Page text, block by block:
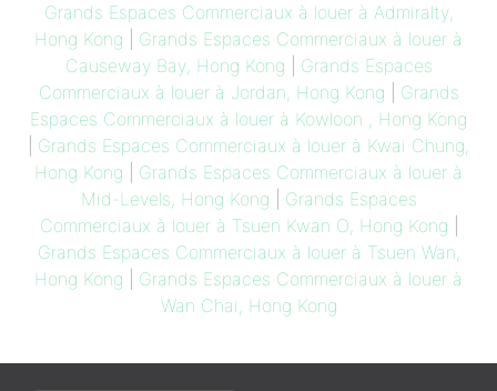
Grands Espaces Commerciaux à louer à Admiralty,
Hong Kong
Grands Espaces Commerciaux à louer à
Causeway Bay, Hong Kong
Grands Espaces
Commerciaux à louer à Jordan, Hong Kong
Grands
Espaces Commerciaux à louer à Kowloon , Hong Kong
Grands Espaces Commerciaux à louer à Kwai Chung,
Hong Kong
Grands Espaces Commerciaux à louer à
Mid-Levels, Hong Kong
Grands Espaces
Commerciaux à louer à Tsuen Kwan O, Hong Kong
Grands Espaces Commerciaux à louer à Tsuen Wan,
Hong Kong
Grands Espaces Commerciaux à louer à
Wan Chai, Hong Kong